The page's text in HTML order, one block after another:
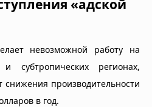
«адской
невозможной работу на
субтропических регионах,
снижения производительности
в год.